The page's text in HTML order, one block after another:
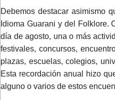
Debemos destacar asimismo
Idioma Guarani y del Folklore.
día de agosto, una o más
festivales, concursos,
plazas, escuelas, colegios,
Esta recordación anual hizo
alguno o varios de estos